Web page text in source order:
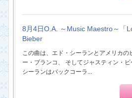
8月4日O.A. ～Music Maestro～「
Bieber
この曲は、エド・シーランとアメリカの
ー・ブランコ、 そしてジャスティン・ビ
シーランはバックコーラ...